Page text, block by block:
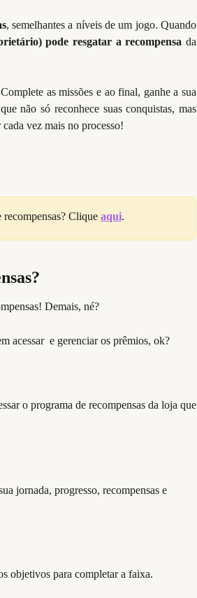
, semelhantes a níveis de um jogo. Quando
pode resgatar a recompensa da
as missões e ao final, ganhe a sua
não só reconhece suas conquistas, mas
vez mais no processo!
Clique aqui.
Demais, né?
acessar  e gerenciar os prêmios, ok?
o programa de recompensas da loja que
jornada, progresso, recompensas e
objetivos para completar a faixa.